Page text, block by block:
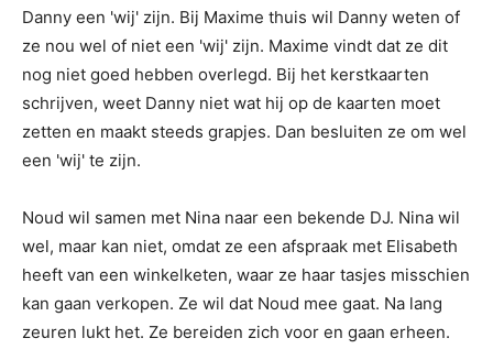
Danny een 'wij' zijn. Bij Maxime thuis wil Danny weten of
ze nou wel of niet een 'wij' zijn. Maxime vindt dat ze dit
nog niet goed hebben overlegd. Bij het kerstkaarten
schrijven, weet Danny niet wat hij op de kaarten moet
zetten en maakt steeds grapjes. Dan besluiten ze om wel
een 'wij' te zijn.
Noud wil samen met Nina naar een bekende DJ. Nina wil
wel, maar kan niet, omdat ze een afspraak met Elisabeth
heeft van een winkelketen, waar ze haar tasjes misschien
kan gaan verkopen. Ze wil dat Noud mee gaat. Na lang
zeuren lukt het. Ze bereiden zich voor en gaan erheen.